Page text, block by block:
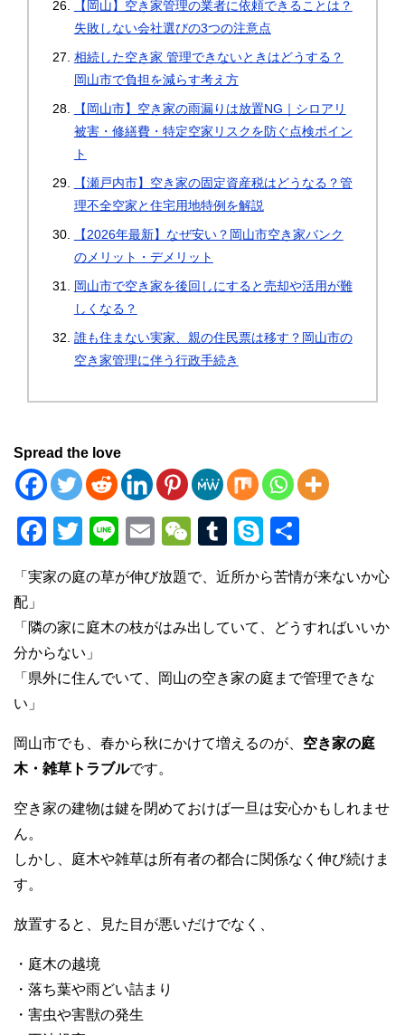
【岡山】空き家管理の業者に依頼できることは？
失敗しない会社選びの3つの注意点
相続した空き家 管理できないときはどうする？
岡山市で負担を減らす考え方
【岡山市】空き家の雨漏りは放置NG｜シロアリ
被害・修繕費・特定空家リスクを防ぐ点検ポイン
ト
【瀬戸内市】空き家の固定資産税はどうなる？管
理不全空家と住宅用地特例を解説
【2026年最新】なぜ安い？岡山市空き家バンク
のメリット・デメリット
岡山市で空き家を後回しにすると売却や活用が難
しくなる？
誰も住まない実家、親の住民票は移す？岡山市の
空き家管理に伴う行政手続き
Spread the love
F
a
c
e
b
o
k
T
wi
tt
er
Li
e
E
ail
W
C
h
T
m
bl
S
ky
p
e
「実家の庭の草が伸び放題で、近所から苦情が来ないか心
配」
「隣の家に庭木の枝がはみ出していて、どうすればいいか
分からない」
「県外に住んでいて、岡山の空き家の庭まで管理できな
い」
岡山市でも、春から秋にかけて増えるのが、 空き家の庭
木・雑草トラブルです。
空き家の建物は鍵を閉めておけば一旦は安心かもしれませ
ん。
しかし、庭木や雑草は所有者の都合に関係なく伸び続けま
す。
放置すると、見た目が悪いだけでなく、
・庭木の越境
・落ち葉や雨どい詰まり
・害虫や害獣の発生